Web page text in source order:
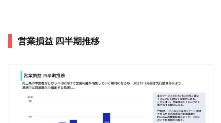
営業損益 四半期推移